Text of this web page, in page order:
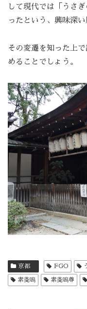
して現代では「うさ
ったという、興味深
その変遷を知った上
めることでしょう。
京都 FGO
素戔嗚 素戔嗚尊